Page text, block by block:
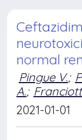
normal
Pingue V.;
A.;
2021-01-01